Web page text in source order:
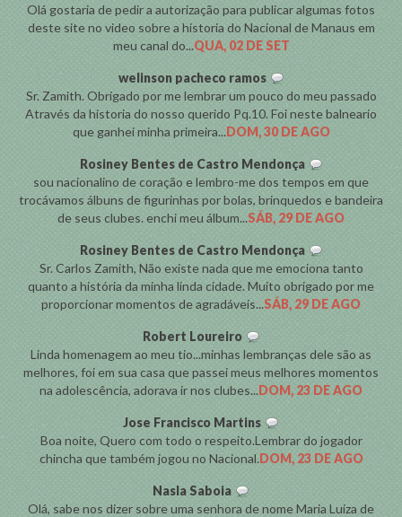
Olá gostaria de pedir a autorização para publicar algumas fotos
deste site no video sobre a historia do Nacional de Manaus em
meu canal do...QUA, 02 DE SET
welinson pacheco ramos
Sr. Zamith. Obrigado por me lembrar um pouco do meu passado
Através da historia do nosso querido Pq.10. Foi neste balneario
que ganhei minha primeira...DOM, 30 DE AGO
Rosiney Bentes de Castro Mendonça
sou nacionalino de coração e lembro-me dos tempos em que
trocávamos álbuns de figurinhas por bolas, brinquedos e bandeira
de seus clubes. enchi meu álbum...SÁB, 29 DE AGO
Rosiney Bentes de Castro Mendonça
Sr. Carlos Zamith, Não existe nada que me emociona tanto
quanto a história da minha linda cidade. Muito obrigado por me
proporcionar momentos de agradáveis...SÁB, 29 DE AGO
Robert Loureiro
Linda homenagem ao meu tio...minhas lembranças dele são as
melhores, foi em sua casa que passei meus melhores momentos
na adolescência, adorava ir nos clubes...DOM, 23 DE AGO
Jose Francisco Martins
Boa noite, Quero com todo o respeito.Lembrar do jogador
chincha que também jogou no Nacional.DOM, 23 DE AGO
Nasla Saboia
Olá, sabe nos dizer sobre uma senhora de nome Maria Luiza de